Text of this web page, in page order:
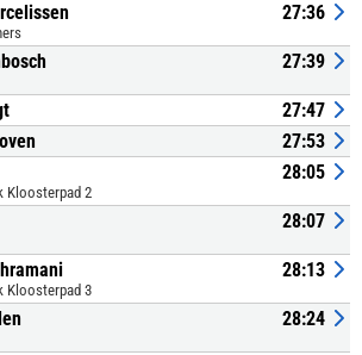
27:36
27:39
27:47
27:53
Kloosterpad 2
28:05
28:07
Kloosterpad 3
28:13
28:24